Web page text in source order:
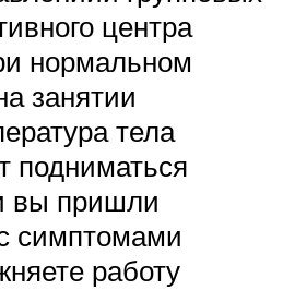
центра
нормальном
занятии
тела
подниматься
вы пришли
симптомами
работу